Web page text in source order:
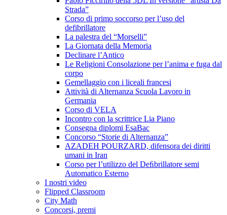
Strada”
Corso di primo soccorso per l’uso del
defibrillatore
La palestra del “Morselli”
La Giornata della Memoria
Declinare l’Antico
Le Religioni Consolazione per l’anima e fuga dal
corpo
Gemellaggio con i liceali francesi
Attività di Alternanza Scuola Lavoro in
Germania
Corso di VELA
Incontro con la scrittrice Lia Piano
Consegna diplomi EsaBac
Concorso “Storie di Alternanza”
AZADEH POURZARD, difensora dei diritti
umani in Iran
Corso per l’utilizzo del Deﬁbrillatore semi
Automatico Esterno
I nostri video
Flipped Classroom
City Math
Concorsi, premi